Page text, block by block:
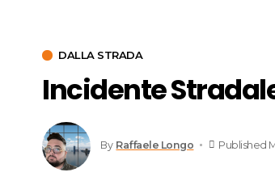
DALLA STRADA
Incidente
By Raffaele Longo Published